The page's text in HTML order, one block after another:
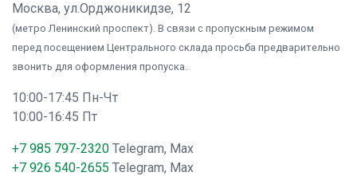
Москва, ул.Орджоникидзе, 12
(метро Ленинский проспект). В связи с пропускным режимом
перед посещением Центрального склада просьба предварительно
звонить для оформления пропуска.
10:00-17:45 Пн-Чт
10:00-16:45 Пт
+7 985 797-2320 Telegram, Max
+7 926 540-2655 Telegram, Max